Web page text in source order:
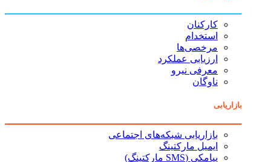
کارکنان
استخدام
مرخصی‌ها
ارزیابی عملکرد
معرفی نیرو
ناوگان
بازاریابی
بازاریابی شبکه‌های اجتماعی
ایمیل مارکتینگ
پیامکی (SMS مارکتینگ)